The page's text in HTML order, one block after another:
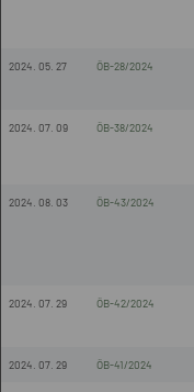
2024. 05. 27 ÖB-28/2024
2024. 07. 09 ÖB-38/2024
2024. 08. 03 ÖB-43/2024
2024. 07. 29 ÖB-42/2024
2024. 07. 29 ÖB-41/2024